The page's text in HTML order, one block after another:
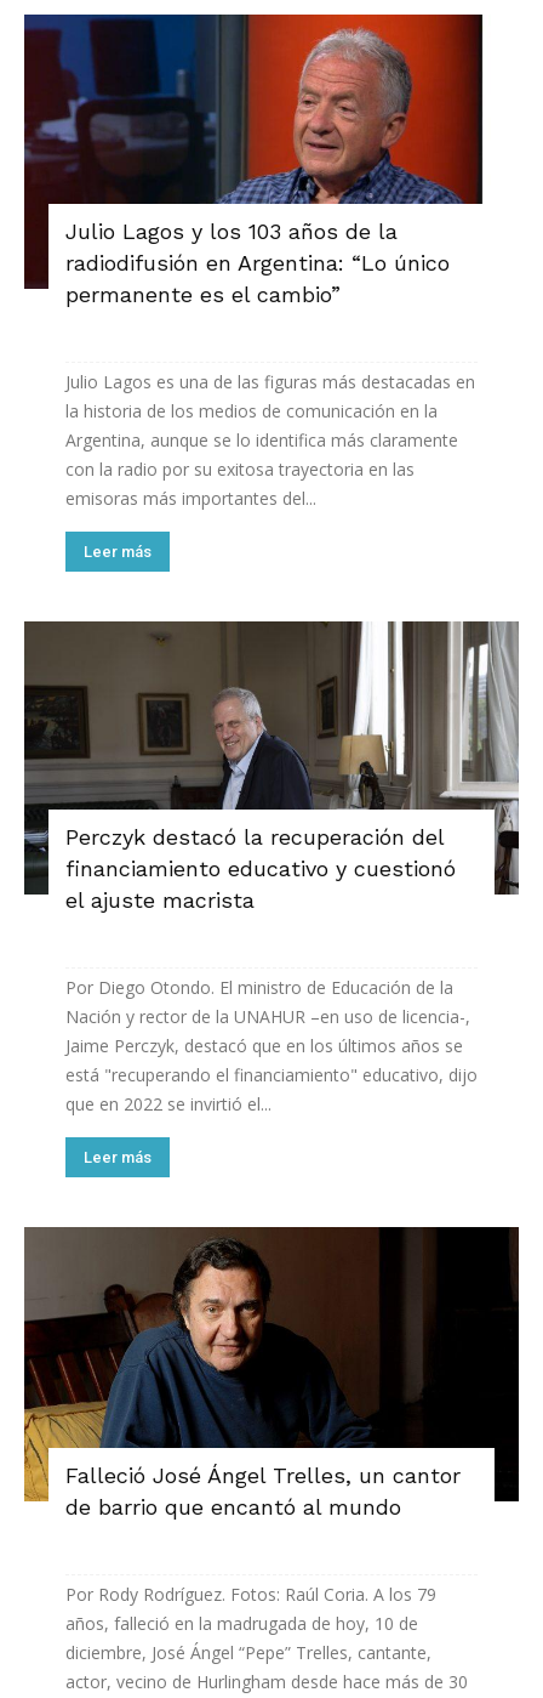
Julio Lagos y los 103 años de la
radiodifusión en Argentina: “Lo único
permanente es el cambio”
Julio Lagos es una de las figuras más destacadas en
la historia de los medios de comunicación en la
Argentina, aunque se lo identifica más claramente
con la radio por su exitosa trayectoria en las
emisoras más importantes del...
Leer más
Perczyk destacó la recuperación del
financiamiento educativo y cuestionó
el ajuste macrista
Por Diego Otondo. El ministro de Educación de la
Nación y rector de la UNAHUR –en uso de licencia-,
Jaime Perczyk, destacó que en los últimos años se
está "recuperando el financiamiento" educativo, dijo
que en 2022 se invirtió el...
Leer más
Falleció José Ángel Trelles, un cantor
de barrio que encantó al mundo
Por Rody Rodríguez. Fotos: Raúl Coria. A los 79
años, falleció en la madrugada de hoy, 10 de
diciembre, José Ángel “Pepe” Trelles, cantante,
actor, vecino de Hurlingham desde hace más de 30